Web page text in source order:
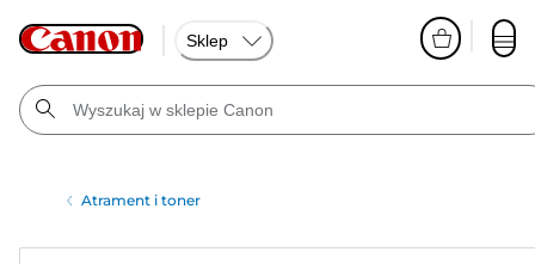
Sklep
Atrament i toner